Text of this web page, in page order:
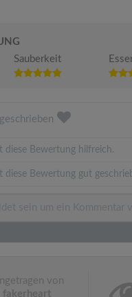
Sauberkeit
diese Bewertung hilfreich.
diese Bewertung gut
von
fakerheart